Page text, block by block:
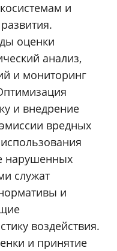
и
оценки
анализ,
и мониторинг
и внедрение
вредных
нарушенных
служат
и
воздействия.
и принятие